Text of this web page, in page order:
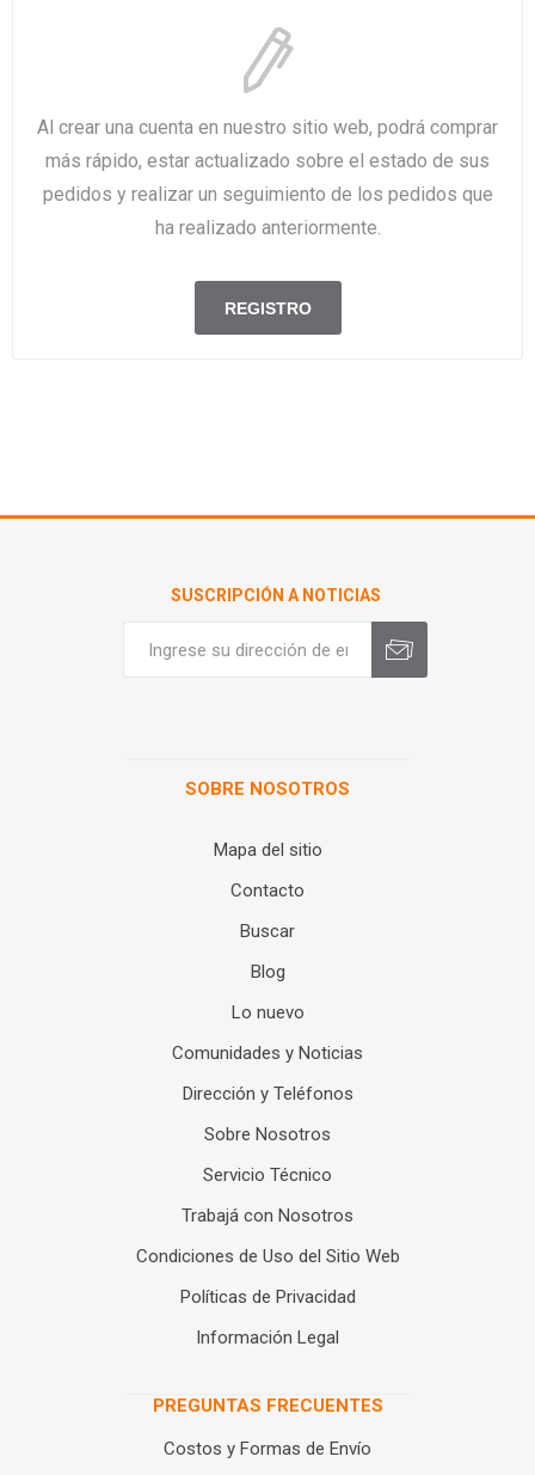
Al crear una cuenta en nuestro sitio web, podrá comprar
más rápido, estar actualizado sobre el estado de sus
pedidos y realizar un seguimiento de los pedidos que
ha realizado anteriormente.
SUSCRIPCIÓN A NOTICIAS
SOBRE NOSOTROS
Mapa del sitio
Contacto
Buscar
Blog
Lo nuevo
Comunidades y Noticias
Dirección y Teléfonos
Sobre Nosotros
Servicio Técnico
Trabajá con Nosotros
Condiciones de Uso del Sitio Web
Políticas de Privacidad
Información Legal
PREGUNTAS FRECUENTES
Costos y Formas de Envío